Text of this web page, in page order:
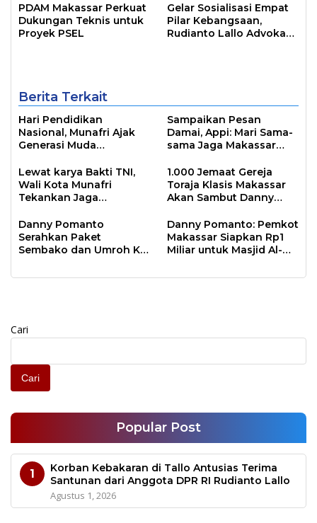
PDAM Makassar Perkuat
Dukungan Teknis untuk
Proyek PSEL
Gelar Sosialisasi Empat
Pilar Kebangsaan,
Rudianto Lallo Advokasi
Berita Terkait
Hari Pendidikan
Nasional, Munafri Ajak
Generasi Muda
Lewat Literasi
Sampaikan Pesan
Damai, Appi: Mari Sama-
sama Jaga Makassar
Agama
Lewat karya Bakti TNI,
Wali Kota Munafri
Tekankan Jaga
1.000 Jemaat Gereja
Toraja Klasis Makassar
Akan Sambut Danny
Natal Besok
Danny Pomanto
Serahkan Paket
Sembako dan Umroh Ke
Makassar Shalat Subuh
Danny Pomanto: Pemkot
Makassar Siapkan Rp1
Miliar untuk Masjid Al-
Cari
Cari
Popular Post
1
Korban Kebakaran di Tallo Antusias Terima
Santunan dari Anggota DPR RI Rudianto Lallo
Agustus 1, 2026